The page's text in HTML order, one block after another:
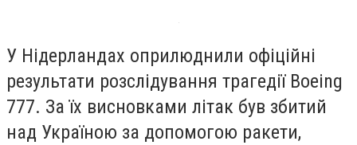
У Нідерландах оприлюднили офіційні
результати розслідування трагедії Boeing
777. За їх висновками літак був збитий
над Україною за допомогою ракети,